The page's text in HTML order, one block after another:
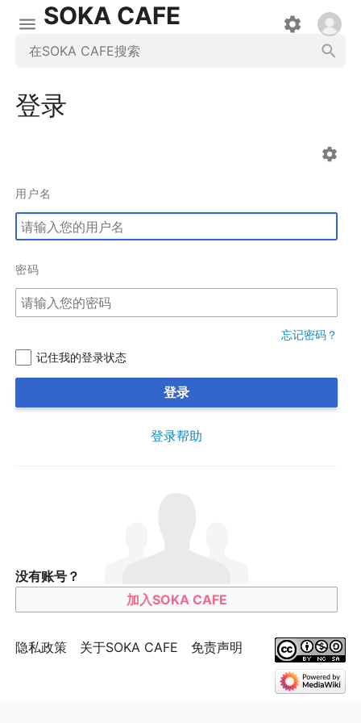
SOKA CAFE
登录
用户名
密码
记住我的登录状态
登录
登录帮助
忘记密码？
没有账号？
加入SOKA CAFE
隐私政策 关于SOKA CAFE 免责声明